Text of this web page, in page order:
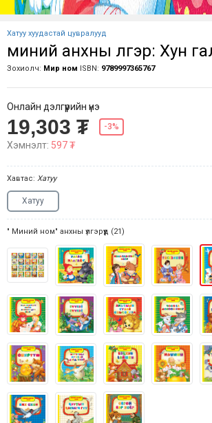
Хатуу хуудастай цувралууд
миний анхны үлгэр: Хун
Зохиолч: Мир ном ISBN: 9789997365767
Онлайн дэлгүүрийн үнэ
19,303 ₮ -3%
Хэмнэлт: 597 ₮
Хавтас: Хатуу
Хатуу
" Миний ном" анхны үлгэрүүд (21)